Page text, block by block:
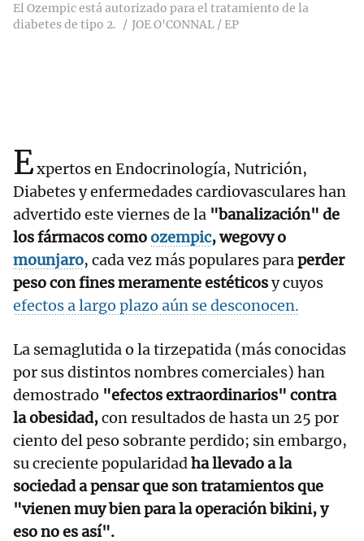
El Ozempic está autorizado para el tratamiento de la
diabetes de tipo 2.
JOE O'CONNAL / EP
Expertos en Endocrinología, Nutrición,
Diabetes y enfermedades cardiovasculares han
advertido este viernes de la "banalización" de
los fármacos comoozempic, wegovy o
mounjaro, cada vez más populares paraperder
peso con fines meramente estéticosy cuyos
efectos a largo plazo aún se desconocen.
La semaglutida o la tirzepatida (más conocidas
por sus distintos nombres comerciales) han
demostrado "efectos extraordinarios" contra
la obesidad,con resultados de hasta un 25 por
ciento del peso sobrante perdido; sin embargo,
su creciente popularidadha llevado a la
sociedad a pensar que son tratamientos que
"vienen muy bien para la operación bikini, y
eso no es así".